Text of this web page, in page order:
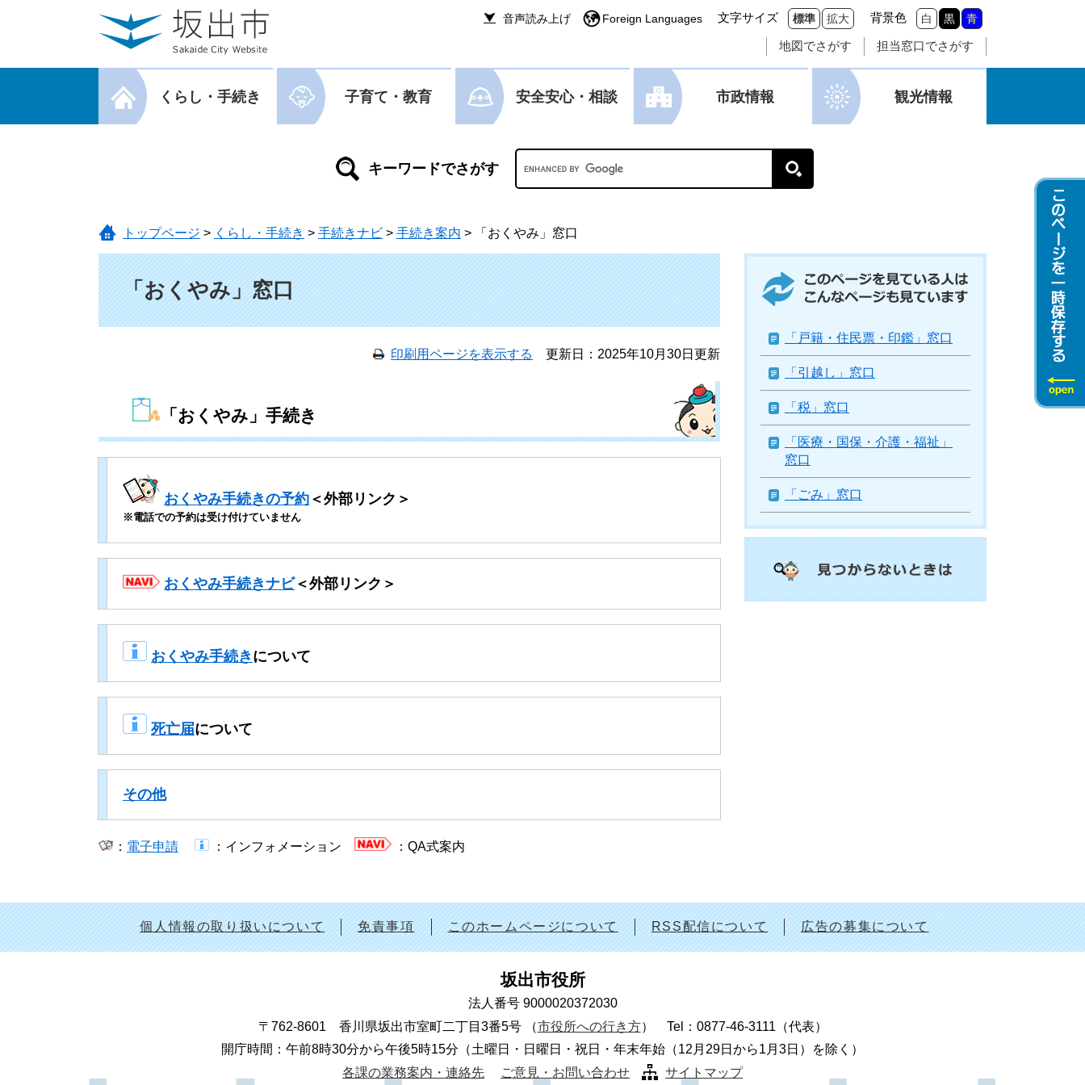
音声読み上げ Foreign Languages 文字サイズ 標準 拡大 背景色 白 黒 青
地図でさがす 担当窓口でさがす
メニューを閉じる
くらし・手続き 子育て・教育 安全安心・相談 市政情報 観光情報
Googleカスタム検索
トップページ > くらし・手続き > 手続きナビ > 手続き案内 > 「おくやみ」窓口
「おくやみ」窓口
印刷用ページを表示する 更新日：2025年10月30日更新
「おくやみ」手続き
おくやみ手続きの予約 ＜外部リンク＞
※電話での予約は受け付けていません
おくやみ手続きナビ＜外部リンク＞
おくやみ手続き について
死亡届について
その他
： 電子申請 ​：インフォメーション​ ：QA式案内​
見ています
「戸籍・住民票・印鑑」窓口
「引越し」窓口
「税」窓口
「医療・国保・介護・福祉」
窓口
「ごみ」窓口
個人情報の取り扱いについて 免責事項 このホームページについて RSS配信について 広告の募集について
坂出市役所
法人番号 9000020372030
〒762-8601 香川県坂出市室町二丁目3番5号
（市役所への行き方）
Tel：0877-46-3111（代表）
開庁時間：午前8時30分から午後5時15分（土曜日・日曜日・祝日・年末年始（12月29日から1月3日）を除く）
各課の業務案内・連絡先
ご意見・お問い合わせ サイトマップ